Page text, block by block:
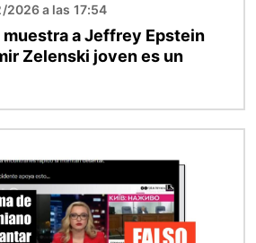
2026 a las 17:54
muestra a Jeffrey Epstein
Zelenski joven es un